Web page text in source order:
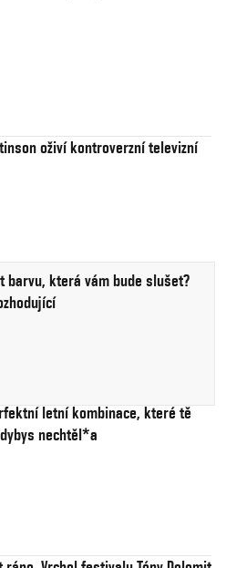
oživí kontroverzní televizní
barvu, která vám bude slušet?
letní kombinace, které tě
nechtěl*a